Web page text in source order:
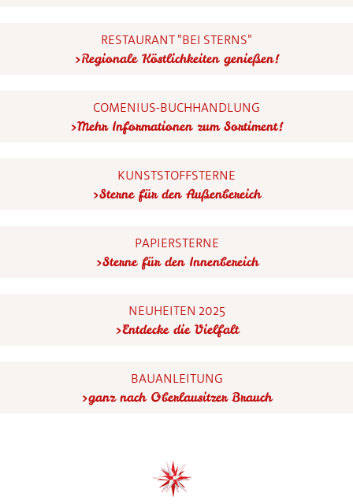
RESTAURANT "BEI STERNS"
Regionale Köstlichkeiten genießen!
COMENIUS-BUCHHANDLUNG
Mehr Informationen zum Sortiment!
KUNSTSTOFFSTERNE
Sterne für den Außenbereich
PAPIERSTERNE
Sterne für den Innenbereich
NEUHEITEN 2025
Entdecke die Vielfalt
BAUANLEITUNG
ganz nach Oberlausitzer Brauch